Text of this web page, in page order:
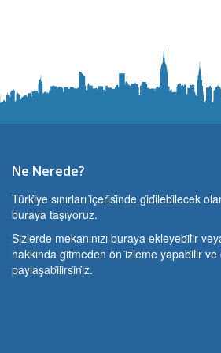
Ne Nerede?
Türki̇ye sınırları i̇çeri̇si̇nde gi̇di̇lebi̇lecek
buraya taşıyoruz.
Si̇zlerde mekanınızı buraya ekleyebi̇li̇r
hakkında gi̇tmeden ön i̇zleme yapabi̇li̇r
paylaşabi̇li̇rsi̇ni̇z.